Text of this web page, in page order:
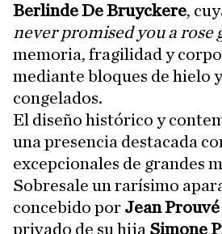
Berlinde De Bruyckere,
never promised you a rose
memoria, fragilidad y
mediante bloques de hielo
congelados.
El diseño histórico y
una presencia destacada
excepcionales de grandes
Sobresale un rarísimo
concebido por Jean Prouvé
privado de su hija Simone